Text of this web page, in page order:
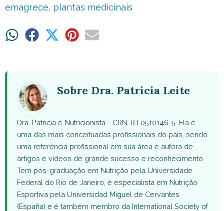
emagrece, plantas medicinais
ShareShare ShareShareShare
Sobre Dra. Patricia Leite
Dra. Patricia é Nutricionista - CRN-RJ 0510146-5. Ela é
uma das mais conceituadas profissionais do país, sendo
uma referência profissional em sua área e autora de
artigos e vídeos de grande sucesso e reconhecimento.
Tem pós-graduação em Nutrição pela Universidade
Federal do Rio de Janeiro, é especialista em Nutrição
Esportiva pela Universidad Miguel de Cervantes
(España) e é também membro da International Society of